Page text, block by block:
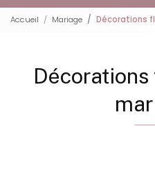
Accueil Mariage Décorations